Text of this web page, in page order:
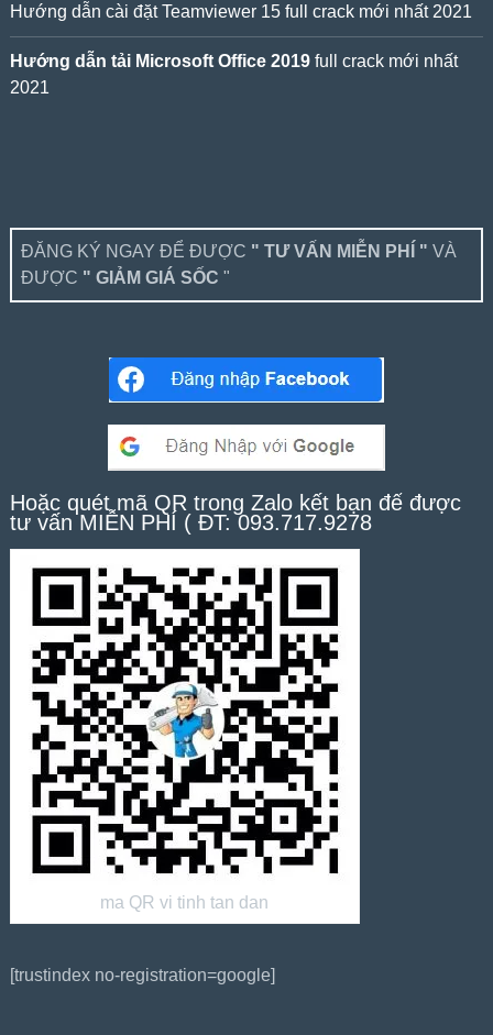
Hướng dẫn cài đặt Teamviewer 15 full crack mới nhất 2021
Hướng dẫn tải Microsoft Office 2019full crack mới nhất
2021
ĐĂNG KÝ NGAY ĐỂ ĐƯỢC " TƯ VẤN MIỄN PHÍ " VÀ
ĐƯỢC " GIẢM GIÁ SỐC "
Hoặc quét mã QR trong Zalo kết bạn để được
tư vấn MIỄN PHÍ ( ĐT: 093.717.9278
ma QR vi tinh tan dan
[trustindex no-registration=google]